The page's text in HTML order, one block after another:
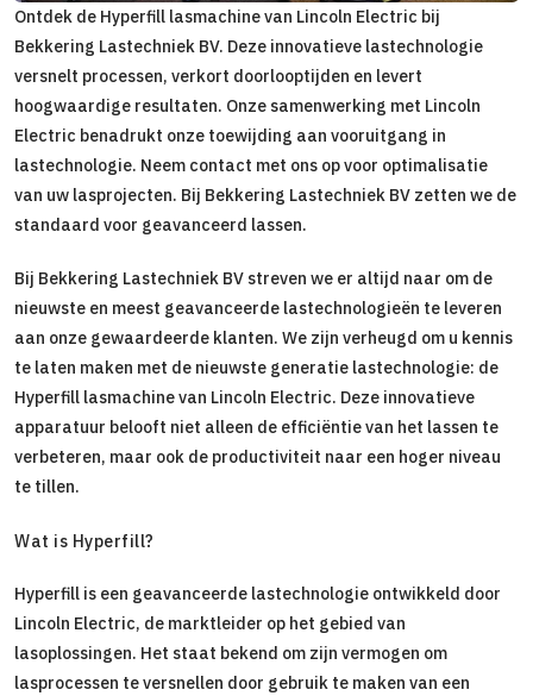
Ontdek de Hyperfill lasmachine van Lincoln Electric bij
Bekkering Lastechniek BV. Deze innovatieve lastechnologie
versnelt processen, verkort doorlooptijden en levert
hoogwaardige resultaten. Onze samenwerking met Lincoln
Electric benadrukt onze toewijding aan vooruitgang in
lastechnologie. Neem contact met ons op voor optimalisatie
van uw lasprojecten. Bij Bekkering Lastechniek BV zetten we de
standaard voor geavanceerd lassen.
Bij Bekkering Lastechniek BV streven we er altijd naar om de
nieuwste en meest geavanceerde lastechnologieën te leveren
aan onze gewaardeerde klanten. We zijn verheugd om u kennis
te laten maken met de nieuwste generatie lastechnologie: de
Hyperfill lasmachine van Lincoln Electric. Deze innovatieve
apparatuur belooft niet alleen de efficiëntie van het lassen te
verbeteren, maar ook de productiviteit naar een hoger niveau
te tillen.
Wat is Hyperfill?
Hyperfill is een geavanceerde lastechnologie ontwikkeld door
Lincoln Electric, de marktleider op het gebied van
lasoplossingen. Het staat bekend om zijn vermogen om
lasprocessen te versnellen door gebruik te maken van een